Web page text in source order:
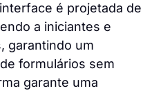
é projetada de
a iniciantes e
garantindo um
formulários sem
garante uma